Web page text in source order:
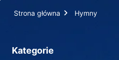
Strona główna Hymny
Kategorie